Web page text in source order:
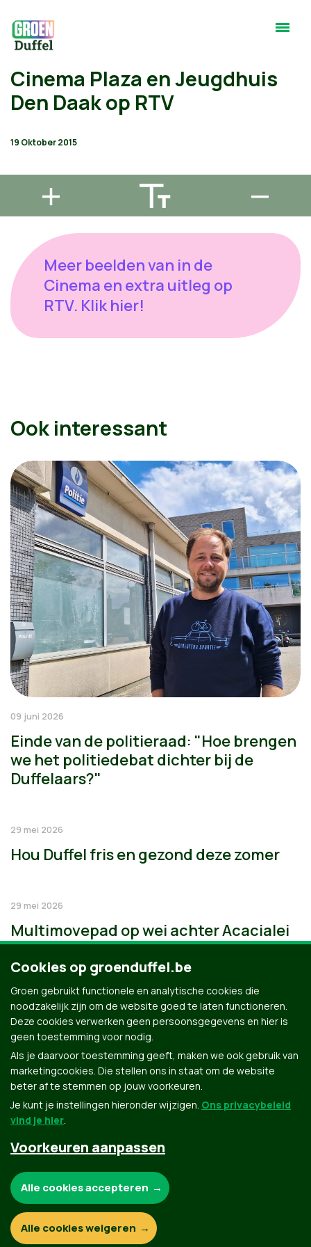
Cinema Plaza en Jeugdhuis
Den Daak op RTV
19 Oktober 2015
Meer beelden van in de
Cinema en extra uitleg op
RTV. Klik hier!
Ook interessant
09 juni 2026
Einde van de politieraad: "Hoe brengen
we het politiedebat dichter bij de
Duffelaars?"
29 mei 2026
Hou Duffel fris en gezond deze zomer
29 mei 2026
Multimovepad op wei achter Acacialei
Groen.be
© Copyright Groen 2026 | Gemaakt met NationBuilder
Contact Privacybeleid
Cookies op groenduffel.be
Groen gebruikt functionele en analytische cookies die
noodzakelijk zijn om de website goed te laten functioneren.
Deze cookies verwerken geen persoonsgegevens en hier is
geen toestemming voor nodig.
Als je daarvoor toestemming geeft, maken we ook gebruik van
marketingcookies. Die stellen ons in staat om de website
beter af te stemmen op jouw voorkeuren.
Je kunt je instellingen hieronder wijzigen. Ons privacybeleid
vind je hier.
Voorkeuren aanpassen
Functionele en analytische cookies:
Alle cookies accepteren
Alle cookies weigeren